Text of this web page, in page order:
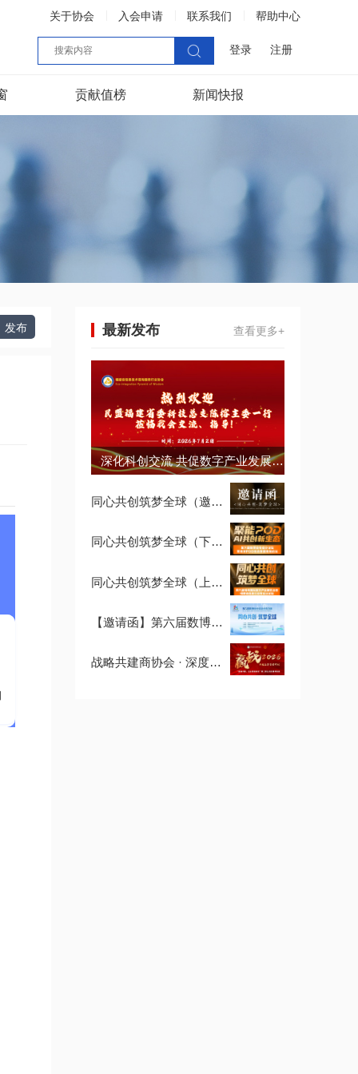
关于协会 入会申请 联系我们 帮助中心
登录 注册
贡献值榜 新闻快报
发布 最新发布 查看更多+
深化科创交流 共促数字产业发展 —— 民盟福建省直属科技总支陈榕主委一行莅临我会指导交流
同心共创筑梦全球（邀请函）
同心共创筑梦全球（下午场）
同心共创筑梦全球（上午场）
【邀请函】第六届数博会暨2026循序自生长，新商业生态专业分论坛
战略共建商协会 · 深度参访计划第二期：走进清铧股份，探秘茶文化经营智慧